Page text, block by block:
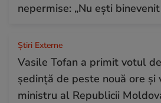
nepermise: „Nu ești binevenit
Știri Externe
Vasile Tofan a primit votul
ședință de peste nouă ore
ministru al Republicii